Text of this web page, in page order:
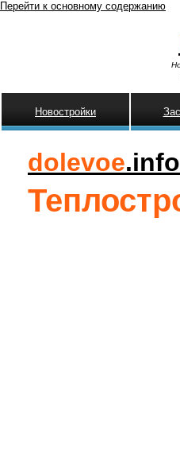
Перейти к основному содержанию
Новостройки
dolevoe.info